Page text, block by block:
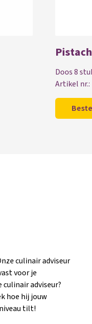
Doos 8
Artikel nr.:
culinair adviseur
voor je
adviseur?
hoe hij jouw
tilt!